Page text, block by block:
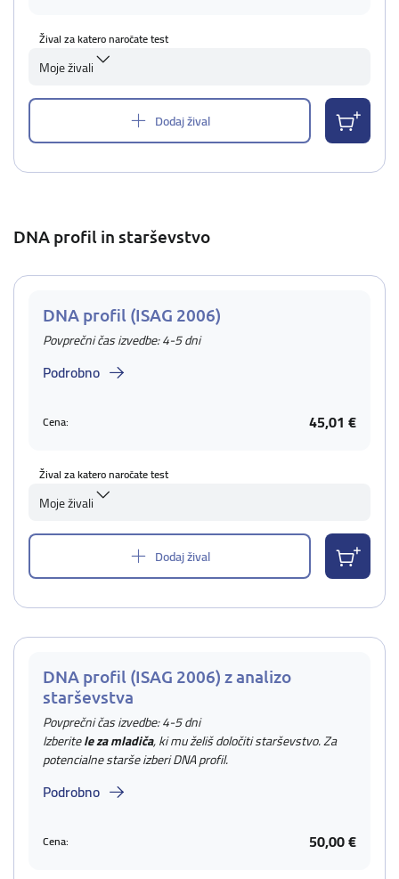
Žival za katero naročate test
Moje živali
Dodaj žival
DNA profil in starševstvo
DNA profil (ISAG 2006)
Povprečni čas izvedbe: 4-5 dni
Podrobno
Cena: 45,01 €
Žival za katero naročate test
Moje živali
Dodaj žival
DNA profil (ISAG 2006) z analizo
starševstva
Povprečni čas izvedbe: 4-5 dni
Izberitele za mladiča, ki mu želiš določiti starševstvo. Za
potencialne starše izberi DNA profil.
Podrobno
Cena: 50,00 €